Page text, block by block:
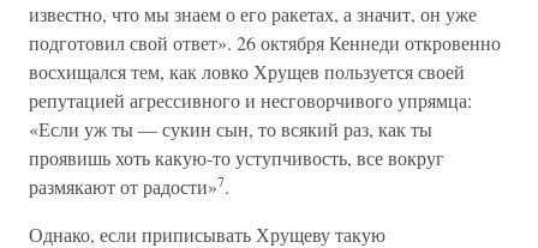
известно, что мы знаем о его ракетах, а значит, он уже
подготовил свой ответ». 26 октября Кеннеди откровенно
восхищался тем, как ловко Хрущев пользуется своей
репутацией агрессивного и несговорчивого упрямца:
«Если уж ты — сукин сын, то всякий раз, как ты
проявишь хоть какую-то уступчивость, все вокруг
размякают от радости»7.
Однако, если приписывать Хрущеву такую